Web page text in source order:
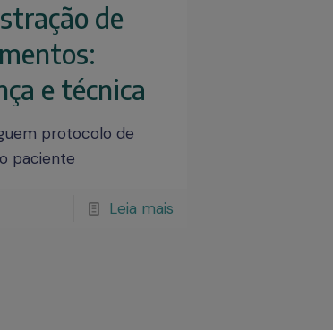
de
e técnica
protocolo de
paciente
Leia mais